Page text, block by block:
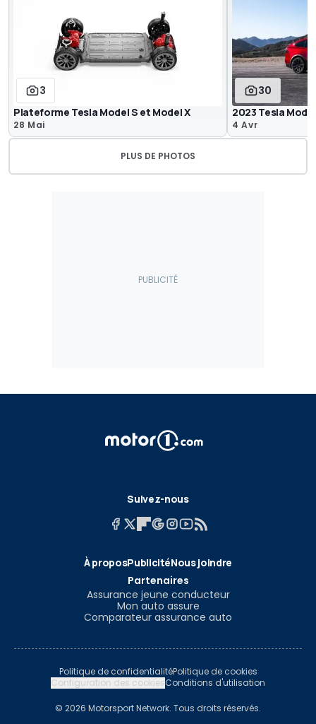
3
Plateforme Tesla Model S et Model X
28 Mai
30
2023 Tesla
4 Avr
PLUS DE PHOTOS
Suivez-nous
À proposPublicitéNous joindre
Partenaires
Assurance jeune conducteur
Mon auto assure
Comparateur assurance auto
Politique de confidentialitéPolitique de cookies
Configuration des cookiesConditions d'utilisation
© 2026 Motorsport Network. Tous droits réservés.